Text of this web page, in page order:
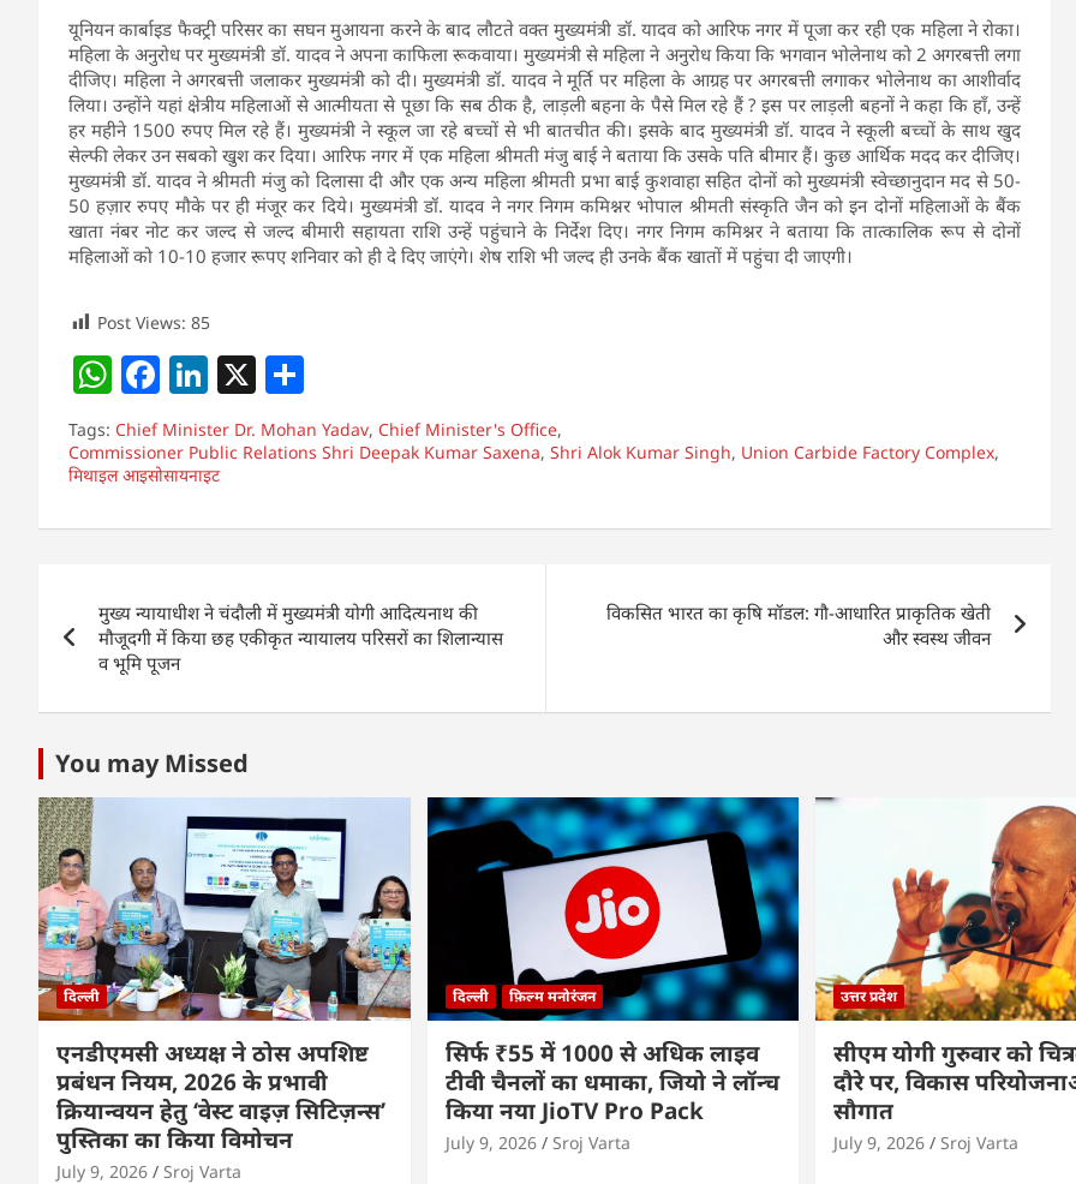
यूनियन कार्बाइड फैक्ट्री परिसर का सघन मुआयना करने के बाद लौटते वक्त मुख्यमंत्री डॉ. यादव को आरिफ नगर में पूजा कर रही एक महिला ने रोका।
महिला के अनुरोध पर मुख्यमंत्री डॉ. यादव ने अपना काफिला रूकवाया। मुख्यमंत्री से महिला ने अनुरोध किया कि भगवान भोलेनाथ को 2 अगरबत्ती लगा
दीजिए। महिला ने अगरबत्ती जलाकर मुख्यमंत्री को दी। मुख्यमंत्री डॉ. यादव ने मूर्ति पर महिला के आग्रह पर अगरबत्ती लगाकर भोलेनाथ का आशीर्वाद
लिया। उन्होंने यहां क्षेत्रीय महिलाओं से आत्मीयता से पूछा कि सब ठीक है, लाड़ली बहना के पैसे मिल रहे हैं ? इस पर लाड़ली बहनों ने कहा कि हाँ, उन्हें
हर महीने 1500 रुपए मिल रहे हैं। मुख्यमंत्री ने स्कूल जा रहे बच्चों से भी बातचीत की। इसके बाद मुख्यमंत्री डॉ. यादव ने स्कूली बच्चों के साथ खुद
सेल्फी लेकर उन सबको खुश कर दिया। आरिफ नगर में एक महिला श्रीमती मंजु बाई ने बताया कि उसके पति बीमार हैं। कुछ आर्थिक मदद कर दीजिए।
मुख्यमंत्री डॉ. यादव ने श्रीमती मंजु को दिलासा दी और एक अन्य महिला श्रीमती प्रभा बाई कुशवाहा सहित दोनों को मुख्यमंत्री स्वेच्छानुदान मद से 50-
50 हज़ार रुपए मौके पर ही मंजूर कर दिये। मुख्यमंत्री डॉ. यादव ने नगर निगम कमिश्नर भोपाल श्रीमती संस्कृति जैन को इन दोनों महिलाओं के बैंक
खाता नंबर नोट कर जल्द से जल्द बीमारी सहायता राशि उन्हें पहुंचाने के निर्देश दिए। नगर निगम कमिश्नर ने बताया कि तात्कालिक रूप से दोनों
महिलाओं को 10-10 हजार रूपए शनिवार को ही दे दिए जाएंगे। शेष राशि भी जल्द ही उनके बैंक खातों में पहुंचा दी जाएगी।
Post Views: 85
W
h
at
s
A
p
F
a
c
e
b
o
k
Li
n
k
e
dI
X
h
ar
Tags: Chief Minister Dr. Mohan Yadav, Chief Minister's Office,
Commissioner Public Relations Shri Deepak Kumar Saxena, Shri Alok Kumar Singh, Union Carbide Factory Complex,
मिथाइल आइसोसायनाइट
navigation
मुख्य न्यायाधीश ने चंदौली में मुख्यमंत्री योगी आदित्यनाथ की
मौजूदगी में किया छह एकीकृत न्यायालय परिसरों का शिलान्यास
व भूमि पूजन
विकसित भारत का कृषि मॉडल: गौ-आधारित प्राकृतिक खेती
और स्वस्थ जीवन
You may Missed
दिल्ली
एनडीएमसी अध्यक्ष ने ठोस अपशिष्ट
प्रबंधन नियम, 2026 के प्रभावी
क्रियान्वयन हेतु ‘वेस्ट वाइज़ सिटिज़न्स’
पुस्तिका का किया विमोचन
July 9, 2026 Sroj Varta
दिल्ली फ़िल्म मनोरंजन
सिर्फ ₹55 में 1000 से अधिक लाइव
टीवी चैनलों का धमाका, जियो ने लॉन्च
किया नया JioTV Pro Pack
July 9, 2026 Sroj Varta
उत्तर प्रदेश
सीएम योगी गुरुवार को
दौरे पर, विकास
सौगात
July 9, 2026 Sroj Varta